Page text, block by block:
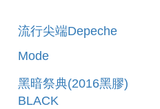
流行尖端Depeche
Mode
黑暗祭典(2016黑膠)
BLACK